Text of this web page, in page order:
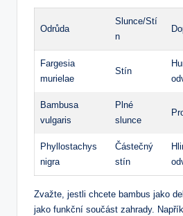
Odrůda
Slunce/Stí
n
Fargesia
murielae
Stín
Bambusa
vulgaris
Plné
slunce
Phyllostachys
nigra
Částečný
stín
Zvažte, jestli chcete bambus jako
jako funkční součást zahrady.